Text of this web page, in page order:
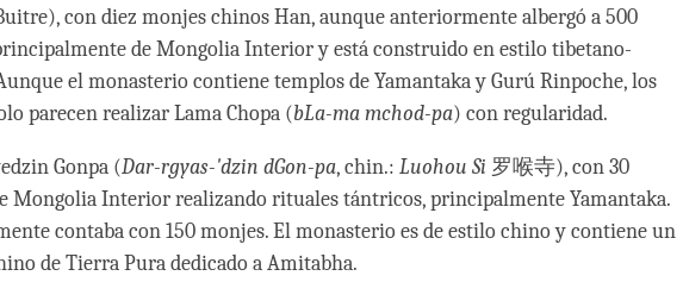
con diez monjes chinos Han, aunque anteriormente albergó a 500
de Mongolia Interior y está construido en estilo tibetano-
el monasterio contiene templos de Yamantaka y Gurú Rinpoche, los
parecen realizar Lama Chopa (bLa-ma mchod-pa) con regularidad.
Gonpa (Dar-rgyas-'dzin dGon-pa, chin.: Luohou Si 罗喉寺), con 30
Mongolia Interior realizando rituales tántricos, principalmente Yamantaka.
contaba con 150 monjes. El monasterio es de estilo chino y contiene un
de Tierra Pura dedicado a Amitabha.